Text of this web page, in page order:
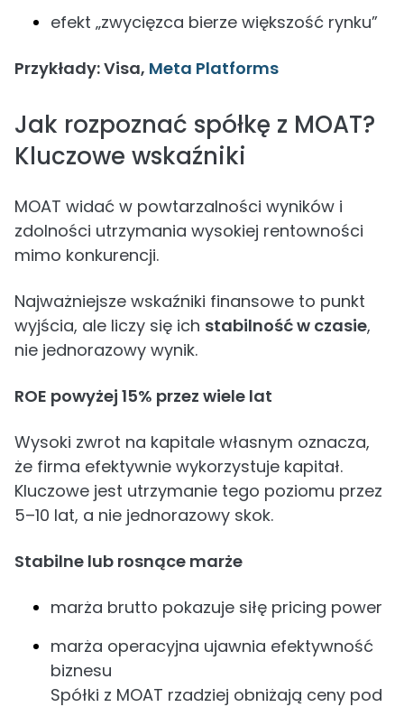
efekt „zwycięzca bierze większość rynku”
Przykłady: Visa, Meta Platforms
Jak rozpoznać spółkę z MOAT?
Kluczowe wskaźniki
MOAT widać w powtarzalności wyników i
zdolności utrzymania wysokiej rentowności
mimo konkurencji.
Najważniejsze wskaźniki finansowe to punkt
wyjścia, ale liczy się ich stabilność w czasie,
nie jednorazowy wynik.
ROE powyżej 15% przez wiele lat
Wysoki zwrot na kapitale własnym oznacza,
że firma efektywnie wykorzystuje kapitał.
Kluczowe jest utrzymanie tego poziomu przez
5–10 lat, a nie jednorazowy skok.
Stabilne lub rosnące marże
marża brutto pokazuje siłę pricing power
marża operacyjna ujawnia efektywność
biznesu
Spółki z MOAT rzadziej obniżają ceny pod